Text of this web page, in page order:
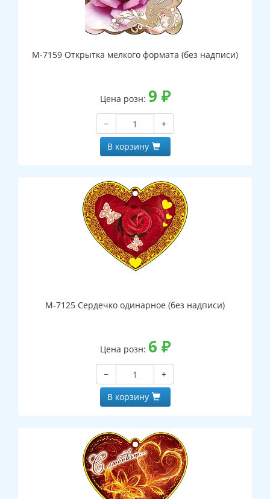
М-7159 Открытка мелкого формата (без надписи)
Цена розн: 9 ₽
−
+
В корзину
М-7125 Сердечко одинарное (без надписи)
Цена розн: 6 ₽
−
+
В корзину